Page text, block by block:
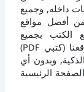
داخله, وجميع
نعتبر من أفضل مواقع
الكتب بجميع
تخصصاتها, وبالنسبة لتصفح الموقع, فإن موقعنا (كتبي PDF)
وبدون أي
الرئيسية